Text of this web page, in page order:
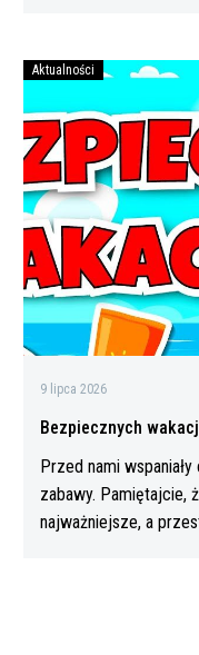
Aktualności
9 lipca 2026
Bezpiecznych
Przed nami
zabawy. Pamiętajcie,
najważniejsze, a